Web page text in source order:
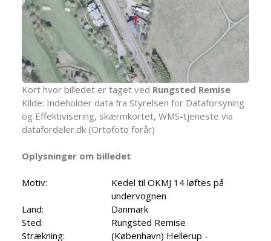
Kort hvor billedet er taget ved Rungsted Remise
Kilde: Indeholder data fra Styrelsen for Dataforsyning
og Effektivisering, skærmkortet, WMS-tjeneste via
datafordeler.dk (Ortofoto forår)
Oplysninger om billedet
Motiv:
Kedel til OKMJ 14 løftes på
undervognen
Land:
Danmark
Sted:
Rungsted Remise
Strækning:
(København) Hellerup -